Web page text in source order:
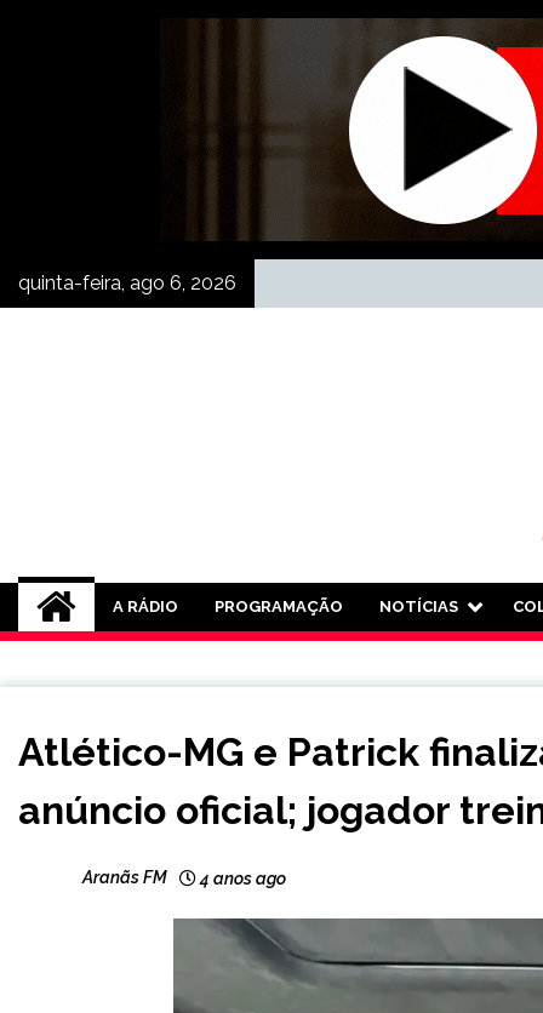
quinta-feira, ago 6, 2026
Rádio Aranãs 105.3
A RÁDIO PROGRAMAÇÃO NOTÍCIAS
Atlético-MG e Patrick
anúncio oficial; jogador
Aranãs FM 4 anos ago